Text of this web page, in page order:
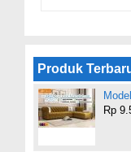
Produk
Rp